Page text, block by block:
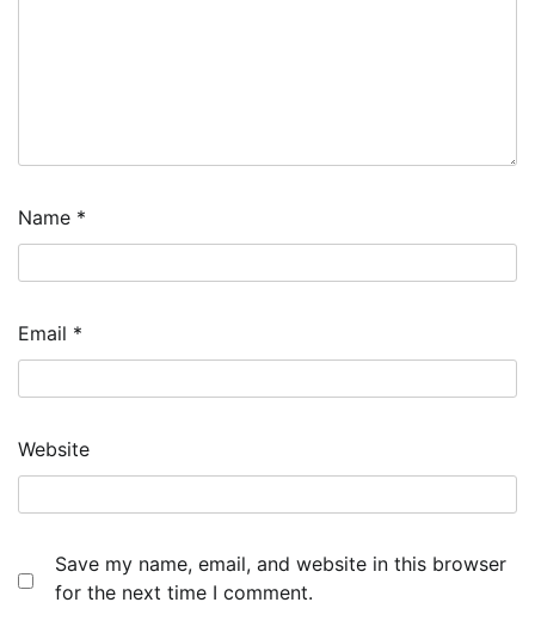
Name *
Email *
Website
Save my name, email, and website in this browser
for the next time I comment.